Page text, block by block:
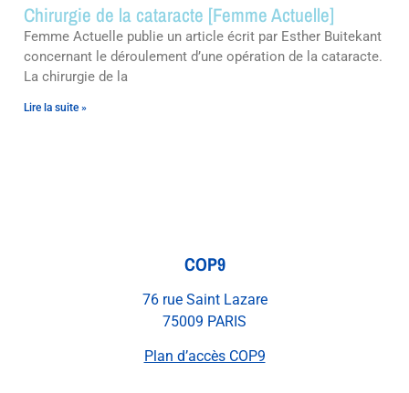
Chirurgie de la cataracte [Femme Actuelle]
Femme Actuelle publie un article écrit par Esther Buitekant
concernant le déroulement d’une opération de la cataracte.
La chirurgie de la
Lire la suite »
COP9
76 rue Saint Lazare
75009 PARIS
Plan d’accès COP9